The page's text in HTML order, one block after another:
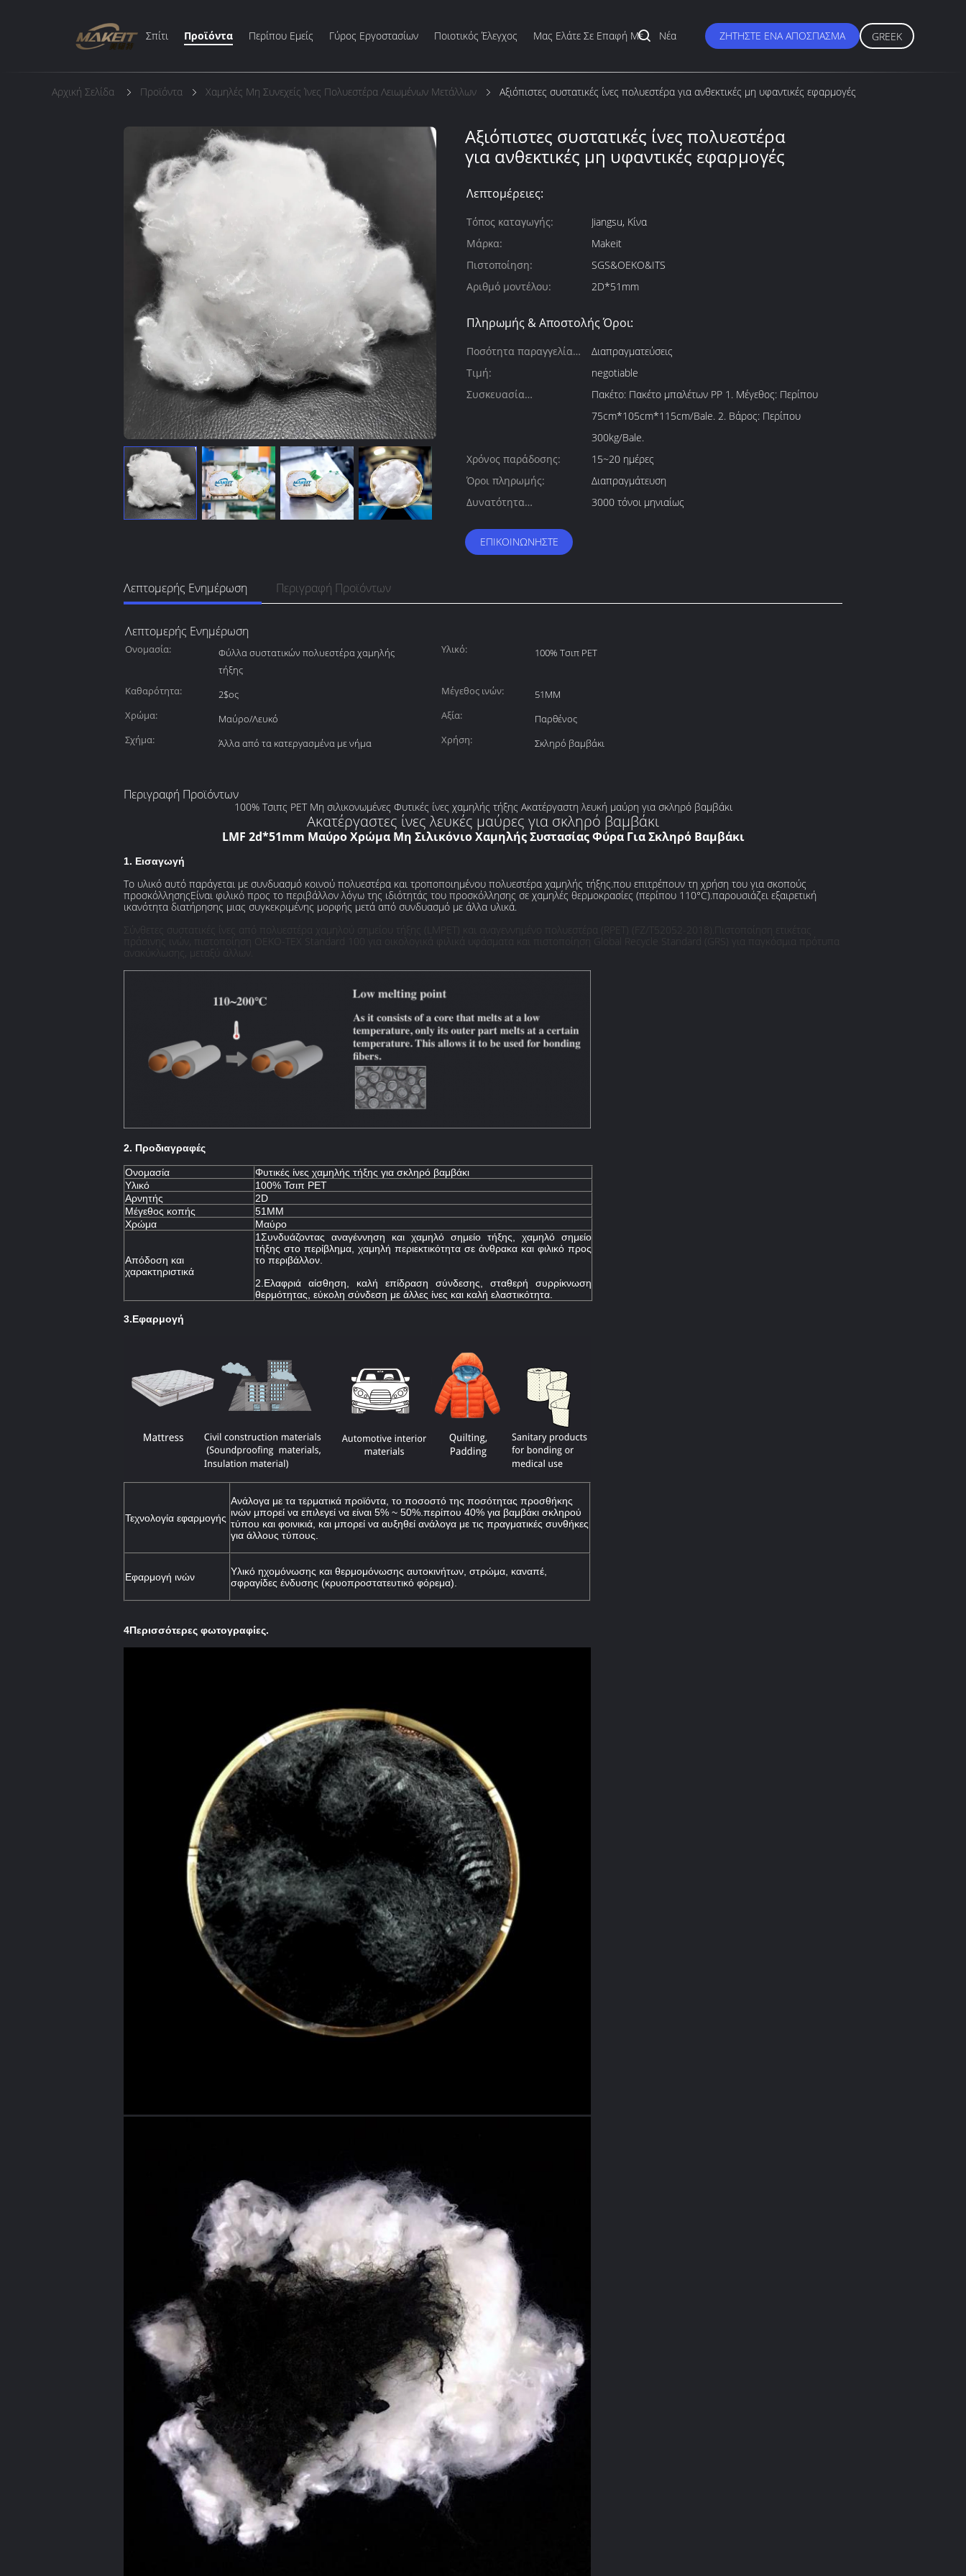
Σπίτι Προϊόντα Περίπου Εμείς Γύρος Εργοστασίων Ποιοτικός Έλεγχος Μας Ελάτε Σε Επαφή Με Νέα ΖΗΤΉΣΤΕ ΈΝΑ ΑΠΌΣΠΑΣΜΑ GREEK
Αρχική Σελίδα Προϊόντα Χαμηλές Μη Συνεχείς Ίνες Πολυεστέρα Λειωμένων Μετάλλων Αξιόπιστες συστατικές ίνες πολυεστέρα για ανθεκτικές μη υφαντικές εφαρμογές
Αξιόπιστες συστατικές ίνες πολυεστέρα
για ανθεκτικές μη υφαντικές εφαρμογές
Λεπτομέρειες:
Τόπος καταγωγής:
Jiangsu, Κίνα
Μάρκα:
Makeit
Πιστοποίηση:
SGS&OEKO&ITS
Αριθμό μοντέλου:
2D*51mm
Πληρωμής & Αποστολής Όροι:
Ποσότητα παραγγελίας
min:
Διαπραγματεύσεις
Τιμή:
negotiable
Συσκευασία
Πακέτο: Πακέτο μπαλέτων PP 1. Μέγεθος: Περίπου
75cm*105cm*115cm/Bale. 2. Βάρος: Περίπου
300kg/Bale.
Χρόνος παράδοσης:
15~20 ημέρες
Όροι πληρωμής:
Διαπραγμάτευση
Δυνατότητα
3000 τόνοι μηνιαίως
ΕΠΙΚΟΙΝΩΝΉΣΤΕ
Λεπτομερής Ενημέρωση Περιγραφή Προϊόντων
Λεπτομερής Ενημέρωση
Ονομασία:
Φύλλα συστατικών πολυεστέρα χαμηλής
τήξης
Υλικό: 100% Τσιπ PET
Καθαρότητα: 2$ος Μέγεθος ινών:
51MM
Χρώμα:
Μαύρο/Λευκό Αξία:
Παρθένος
Σχήμα:
Άλλα από τα κατεργασμένα με νήμα Χρήση: Σκληρό βαμβάκι
Περιγραφή Προϊόντων
100% Τσιπς PET Μη σιλικονωμένες Φυτικές ίνες χαμηλής τήξης Ακατέργαστη λευκή μαύρη για σκληρό βαμβάκι
Ακατέργαστες ίνες λευκές μαύρες για σκληρό βαμβάκι
LMF 2d*51mm Μαύρο Χρώμα Μη Σιλικόνιο Χαμηλής Συστασίας Φύρα Για Σκληρό Βαμβάκι
1. Εισαγωγή
Το υλικό αυτό παράγεται με συνδυασμό κοινού πολυεστέρα και τροποποιημένου πολυεστέρα χαμηλής τήξης.που επιτρέπουν τη χρήση του για σκοπούς
προσκόλλησηςΕίναι φιλικό προς το περιβάλλον λόγω της ιδιότητάς του προσκόλλησης σε χαμηλές θερμοκρασίες (περίπου 110°C).παρουσιάζει εξαιρετική
ικανότητα διατήρησης μιας συγκεκριμένης μορφής μετά από συνδυασμό με άλλα υλικά.
Σύνθετες συστατικές ίνες από πολυεστέρα χαμηλού σημείου τήξης (LMPET) και αναγεννημένο πολυεστέρα (RPET) (FZ/T52052-2018).Πιστοποίηση ετικέτας
πράσινης ινών, πιστοποίηση OEKO-TEX Standard 100 για οικολογικά φιλικά υφάσματα και πιστοποίηση Global Recycle Standard (GRS) για παγκόσμια πρότυπα
ανακύκλωσης, μεταξύ άλλων.
2. Προδιαγραφές
Ονομασία
Φυτικές ίνες χαμηλής τήξης για σκληρό βαμβάκι
Υλικό
100% Τσιπ PET
Αρνητής
2D
Μέγεθος κοπής
51MM
Χρώμα
Μαύρο
Απόδοση και
χαρακτηριστικά
1Συνδυάζοντας αναγέννηση και χαμηλό σημείο τήξης, χαμηλό σημείο
τήξης στο περίβλημα, χαμηλή περιεκτικότητα σε άνθρακα και φιλικό προς
το περιβάλλον.
2.Ελαφριά αίσθηση, καλή επίδραση σύνδεσης, σταθερή συρρίκνωση
θερμότητας, εύκολη σύνδεση με άλλες ίνες και καλή ελαστικότητα.
3.Εφαρμογή
Τεχνολογία εφαρμογής
Ανάλογα με τα τερματικά προϊόντα, το ποσοστό της ποσότητας προσθήκης
ινών μπορεί να επιλεγεί να είναι 5% ~ 50%.περίπου 40% για βαμβάκι σκληρού
τύπου και φοινικιά, και μπορεί να αυξηθεί ανάλογα με τις πραγματικές συνθήκες
για άλλους τύπους.
Εφαρμογή ινών
Υλικό ηχομόνωσης και θερμομόνωσης αυτοκινήτων, στρώμα, καναπέ,
σφραγίδες ένδυσης (κρυοπροστατευτικό φόρεμα).
4Περισσότερες φωτογραφίες.